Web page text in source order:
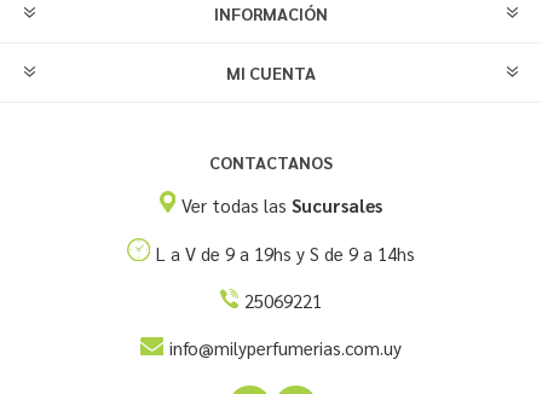
INFORMACIÓN
MI CUENTA
CONTACTANOS
Ver todas lasSucursales
L a V de 9 a 19hs y S de 9 a 14hs
25069221
info@milyperfumerias.com.uy